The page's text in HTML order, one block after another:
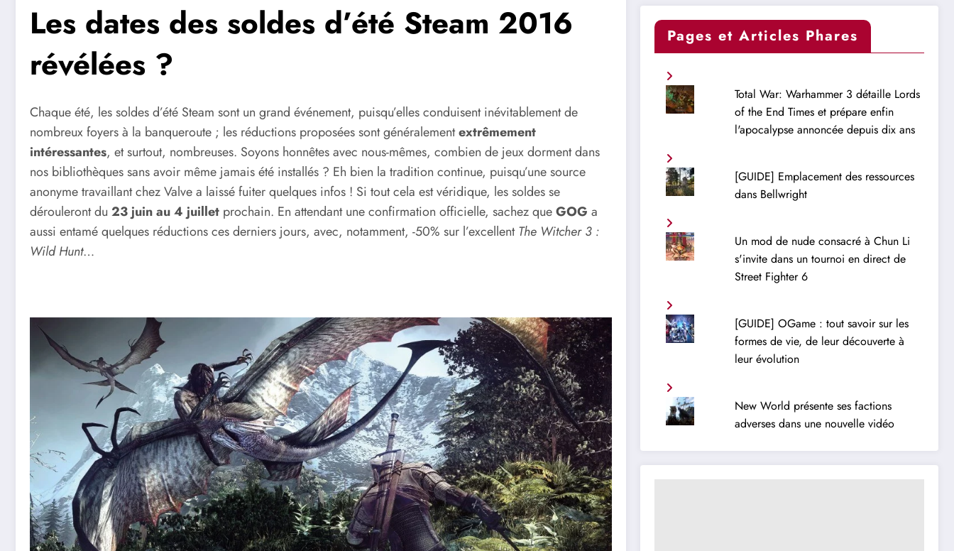
Les dates des soldes d’été Steam 2016
révélées ?
Chaque été, les soldes d’été Steam sont un grand événement, puisqu’elles conduisent inévitablement de
nombreux foyers à la banqueroute ; les réductions proposées sont généralementextrêmement
intéressantes, et surtout, nombreuses. Soyons honnêtes avec nous-mêmes, combien de jeux dorment dans
nos bibliothèques sans avoir même jamais été installés ? Eh bien la tradition continue, puisqu’une source
anonyme travaillant chez Valve a laissé fuiter quelques infos ! Si tout cela est véridique, les soldes se
dérouleront du 23 juin au 4 juillet prochain. En attendant une confirmation officielle, sachez queGOG a
aussi entamé quelques réductions ces derniers jours, avec, notamment, -50% sur l’excellentThe Witcher 3 :
Wild Hunt…
Pages et Articles Phares
Total War: Warhammer 3 détaille Lords
of the End Times et prépare enfin
l'apocalypse annoncée depuis dix ans
[GUIDE] Emplacement des ressources
dans Bellwright
Un mod de nude consacré à Chun Li
s'invite dans un tournoi en direct de
Street Fighter 6
[GUIDE] OGame : tout savoir sur les
formes de vie, de leur découverte à
leur évolution
New World présente ses factions
adverses dans une nouvelle vidéo